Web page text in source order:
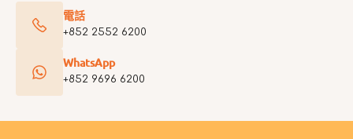
電話
+852 2552 6200
WhatsApp
+852 9696 6200